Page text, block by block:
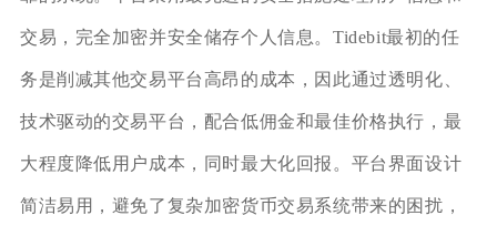
交易，完全加密并安全储存个人信息。Tidebit最初的任
务是削减其他交易平台高昂的成本，因此通过透明化、
技术驱动的交易平台，配合低佣金和最佳价格执行，最
大程度降低用户成本，同时最大化回报。平台界面设计
简洁易用，避免了复杂加密货币交易系统带来的困扰，